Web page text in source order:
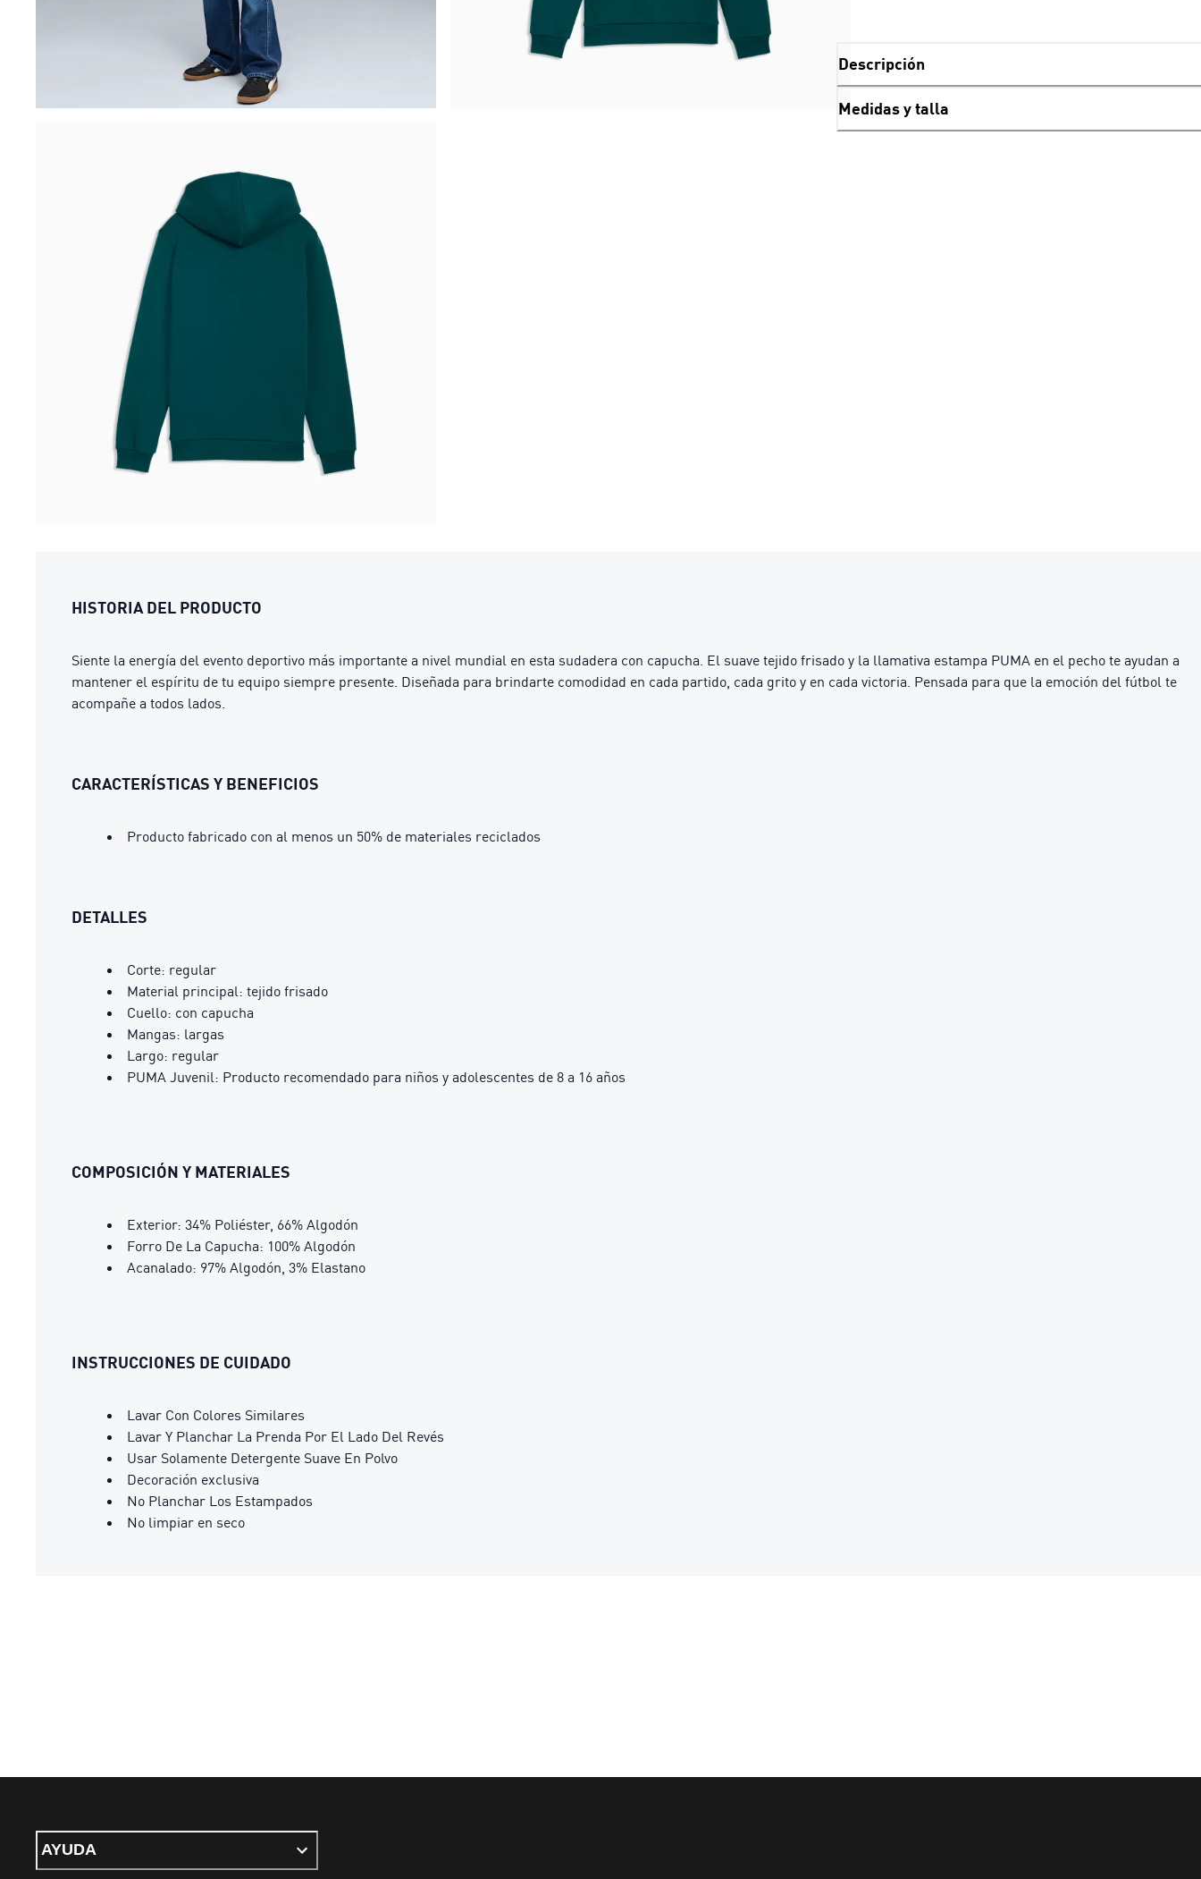
Descripción
Medidas y talla
HISTORIA DEL PRODUCTO
Siente la energía del evento deportivo más importante a nivel mundial en esta sudadera con capucha. El suave tejido frisado y la llamativa estampa PUMA en el pecho te ayudan a
mantener el espíritu de tu equipo siempre presente. Diseñada para brindarte comodidad en cada partido, cada grito y en cada victoria. Pensada para que la emoción del fútbol te
acompañe a todos lados.
CARACTERÍSTICAS Y BENEFICIOS
Producto fabricado con al menos un 50% de materiales reciclados
DETALLES
Corte: regular
Material principal: tejido frisado
Cuello: con capucha
Mangas: largas
Largo: regular
PUMA Juvenil: Producto recomendado para niños y adolescentes de 8 a 16 años
COMPOSICIÓN Y MATERIALES
Exterior: 34% Poliéster, 66% Algodón
Forro De La Capucha: 100% Algodón
Acanalado: 97% Algodón, 3% Elastano
INSTRUCCIONES DE CUIDADO
Lavar Con Colores Similares
Lavar Y Planchar La Prenda Por El Lado Del Revés
Usar Solamente Detergente Suave En Polvo
Decoración exclusiva
No Planchar Los Estampados
No limpiar en seco
AYUDA